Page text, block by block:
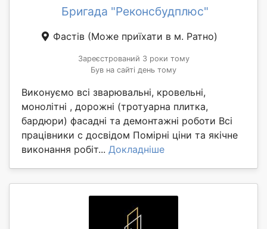
Бригада "Реконсбудплюс"
Фастів (Може приїхати в м. Ратно)
Зареєстрований 3 роки тому
Був на сайті день тому
Виконуємо всі зварювальні, кровельні,
монолітні , дорожні (тротуарна плитка,
бардюри) фасадні та демонтажні роботи Всі
працівники с досвідом Помірні ціни та якічне
виконання робіт... Докладніше